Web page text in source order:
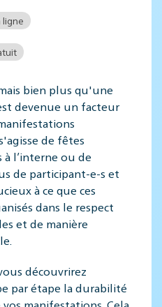
ligne
bien plus qu'une
devenue un facteur
de fêtes
l’interne ou de
de participant-e-s et
à ce que ces
dans le respect
et de manière
découvrirez
par étape la durabilité